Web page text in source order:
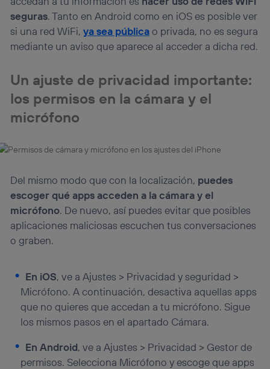
seguras. Tanto en Android como en iOS es posible ver
si una red WiFi,ya sea públicao privada, no es segura
mediante un aviso que aparece al acceder a dicha red.
Un ajuste de privacidad importante:
los permisos en la cámara y el
micrófono
Del mismo modo que con la localización, puedes
escoger qué apps acceden a la cámara y el
micrófono. De nuevo, así puedes evitar que posibles
aplicaciones maliciosas escuchen tus conversaciones
o graben.
En iOS, ve a Ajustes > Privacidad y seguridad >
Micrófono. A continuación, desactiva aquellas apps
que no quieres que accedan a tu micrófono. Sigue
los mismos pasos en el apartado Cámara.
En Android, ve a Ajustes > Privacidad > Gestor de
permisos. Selecciona Micrófono y escoge que apps